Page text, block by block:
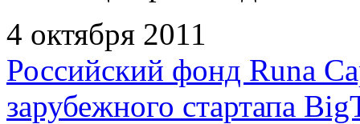
4 октября 2011
Российский фонд Runa
зарубежного стартапа